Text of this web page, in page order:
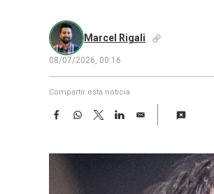
Marcel Rigali
08/07/2026, 00:16
Compartir esta noticia
F
e
b
o
W
t
A
T
w
t
L
k
e
d
E
i
l